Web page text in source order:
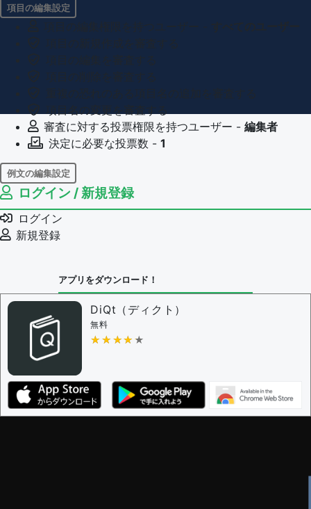
項目の編集設定
審査に対する投票権限を持つユーザー - 編集者
決定に必要な投票数 - 1
例文の編集設定
例文の編集権限を持つユーザー -
例文の削除を審査する
審査に対する投票権限を持つユーザー -
決定に必要な投票数 -
問題の編集権限を持つユーザー -すべてのユーザー
審査に対する投票権限を持つユーザー -
決定に必要な投票数 -
編集ガイドライン
ログイン / 新規登録
ログイン
新規登録
アプリをダウンロード！
DiQt（ディクト）
無料
★★★★★
★★★★★